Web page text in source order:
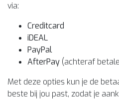
via:
Creditcard
iDEAL
PayPal
AfterPay (achteraf
Met deze opties kun je de
beste bij jou past, zodat je